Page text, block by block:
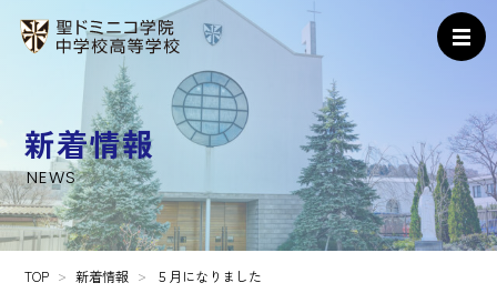
新着情報
NEWS
TOP 新着情報 ５月になりました